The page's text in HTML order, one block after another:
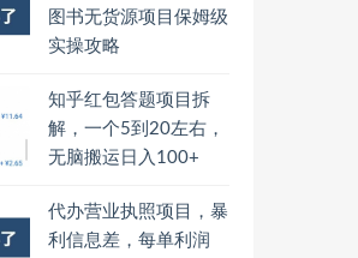
图书无货源项目保姆级
实操攻略
知乎红包答题项目拆
解，一个5到20左右，
无脑搬运日入100+
代办营业执照项目，暴
利信息差，每单利润